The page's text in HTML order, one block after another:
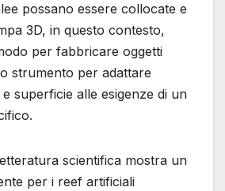
possano essere collocate e
3D, in questo contesto,
per fabbricare oggetti
strumento per adattare
superficie alle esigenze di un
scientifica mostra un
per i reef artificiali